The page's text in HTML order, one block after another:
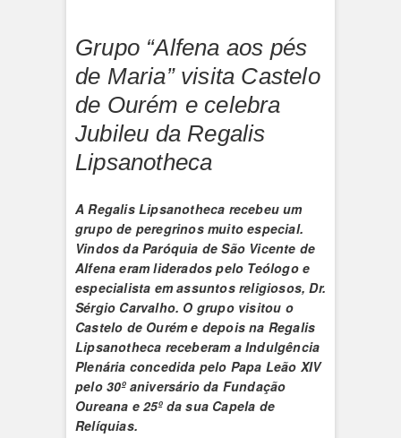
Grupo “Alfena aos pés
de Maria” visita Castelo
de Ourém e celebra
Jubileu da Regalis
Lipsanotheca
A Regalis Lipsanotheca recebeu um
grupo de peregrinos muito especial.
Vindos da Paróquia de São Vicente de
Alfena eramliderados pelo Teólogo e
especialista em assuntos religiosos, Dr.
Sérgio Carvalho. O grupo visitou o
Castelo de Ourém e depois na Regalis
Lipsanotheca receberam a Indulgência
Plenária concedida pelo Papa Leão XIV
pelo 30º aniversário da Fundação
Oureana e 25º da sua Capela de
Relíquias.